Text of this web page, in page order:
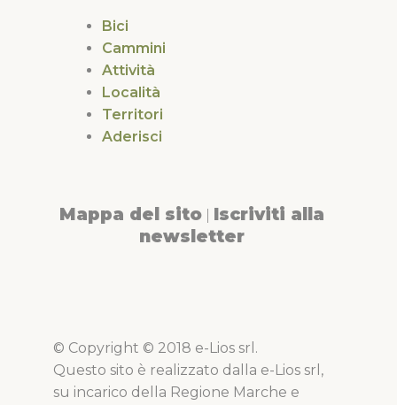
Bici
Cammini
Attività
Località
Territori
Aderisci
Mappa del sito Iscriviti alla
newsletter
© Copyright © 2018 e-Lios srl.
Questo sito è realizzato dalla e-Lios srl,
su incarico della Regione Marche e